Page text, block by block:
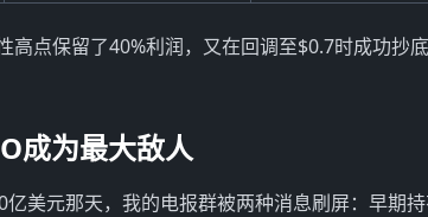
高点保留了40%利润，又在回调至$0.7时成功抄
成为最大敌人
美元那天，我的电报群被两种消息刷屏：早期